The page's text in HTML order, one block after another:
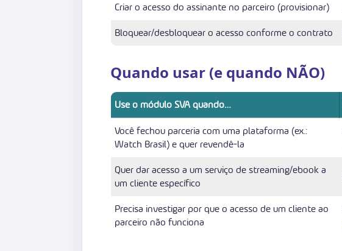
Criar o acesso do assinante no parceiro (provisionar)
Bloquear/desbloquear o acesso conforme o contrato
Quando usar (e quando NÃO)
Use o módulo SVA quando…
Você fechou parceria com uma plataforma (ex.:
Watch Brasil) e quer revendê-la
Quer dar acesso a um serviço de streaming/ebook a
um cliente específico
Precisa investigar por que o acesso de um cliente ao
parceiro não funciona